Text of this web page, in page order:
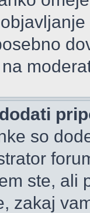
so
ste, ali
zakaj